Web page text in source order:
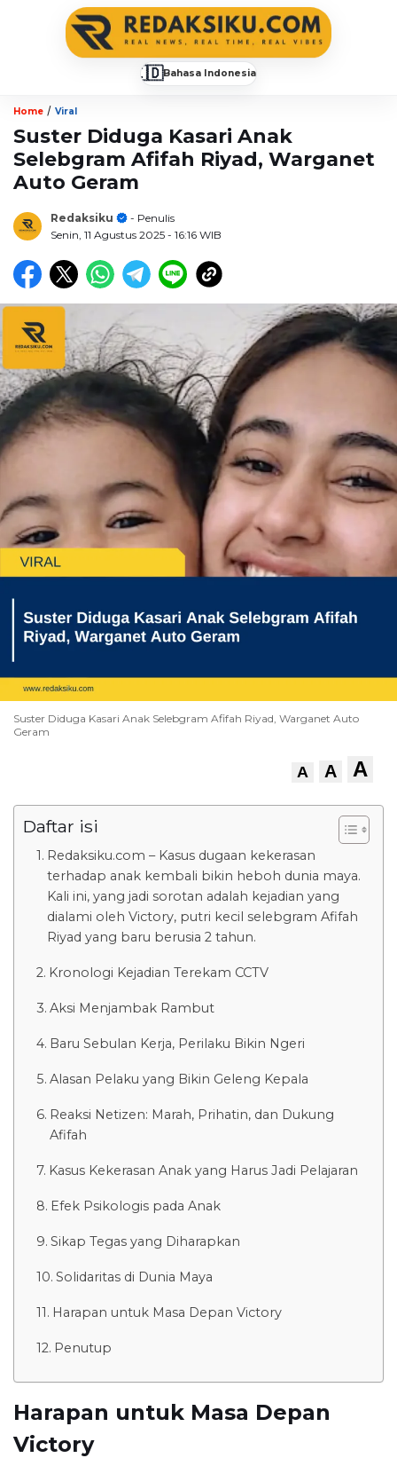
🇮🇩Bahasa Indonesia
Home / Viral
Suster Diduga Kasari Anak
Selebgram Afifah Riyad, Warganet
Auto Geram
Redaksiku
- Penulis
Senin, 11 Agustus 2025 - 16:16 WIB
Suster Diduga Kasari Anak Selebgram Afifah Riyad, Warganet Auto
Geram
A A A
Daftar isi
Redaksiku.com – Kasus dugaan kekerasan
terhadap anak kembali bikin heboh dunia maya.
Kali ini, yang jadi sorotan adalah kejadian yang
dialami oleh Victory, putri kecil selebgram Afifah
Riyad yang baru berusia 2 tahun.
Kronologi Kejadian Terekam CCTV
Aksi Menjambak Rambut
Baru Sebulan Kerja, Perilaku Bikin Ngeri
Alasan Pelaku yang Bikin Geleng Kepala
Reaksi Netizen: Marah, Prihatin, dan Dukung
Afifah
Kasus Kekerasan Anak yang Harus Jadi Pelajaran
Efek Psikologis pada Anak
Sikap Tegas yang Diharapkan
Solidaritas di Dunia Maya
Harapan untuk Masa Depan Victory
Penutup
Harapan untuk Masa Depan
Victory